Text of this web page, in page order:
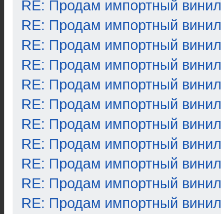
RE: Продам импортный винил
RE: Продам импортный винил
RE: Продам импортный винил
RE: Продам импортный винил
RE: Продам импортный винил
RE: Продам импортный винил
RE: Продам импортный винил
RE: Продам импортный винил
RE: Продам импортный винил
RE: Продам импортный винил
RE: Продам импортный винил